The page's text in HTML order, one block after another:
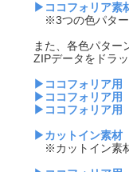
▶ココフォリア素
※3つの色パター
また、各色パター
ZIPデータをドラ
▶ココフォリア用
▶ココフォリア用
▶ココフォリア
▶カットイン素材
※カットイン素材